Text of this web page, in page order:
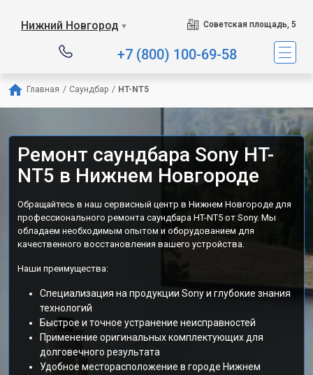
Нижний Новгород ▼ Советская площадь, 5
+7 (800) 100-69-58
Главная / Саундбар / HT-NT5
Ремонт саундбара Sony HT-
NT5 в Нижнем Новгороде
Обращайтесь в наш сервисный центр в Нижнем Новгороде для
профессионального ремонта саундбара HT-NT5 от Sony. Мы
обладаем необходимым опытом и оборудованием для
качественного восстановления вашего устройства.
Наши преимущества:
Специализация на продукции Sony и глубокие знания
технологий
Быстрое и точное устранение неисправностей
Применение оригинальных комплектующих для
долговечного результата
Удобное месторасположение в городе Нижнем